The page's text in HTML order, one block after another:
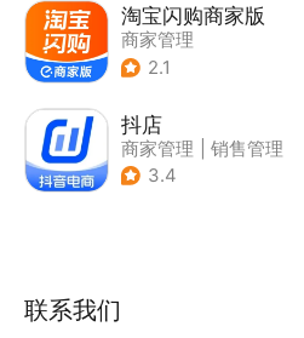
淘宝闪购商家版
商家管理
2.1
抖店
商家管理
销售管理
3.4
联系我们